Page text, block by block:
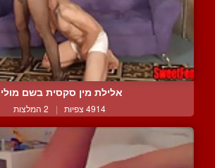
אלילת מין סקסית בשם
4914 צפיות | 2 המלצות